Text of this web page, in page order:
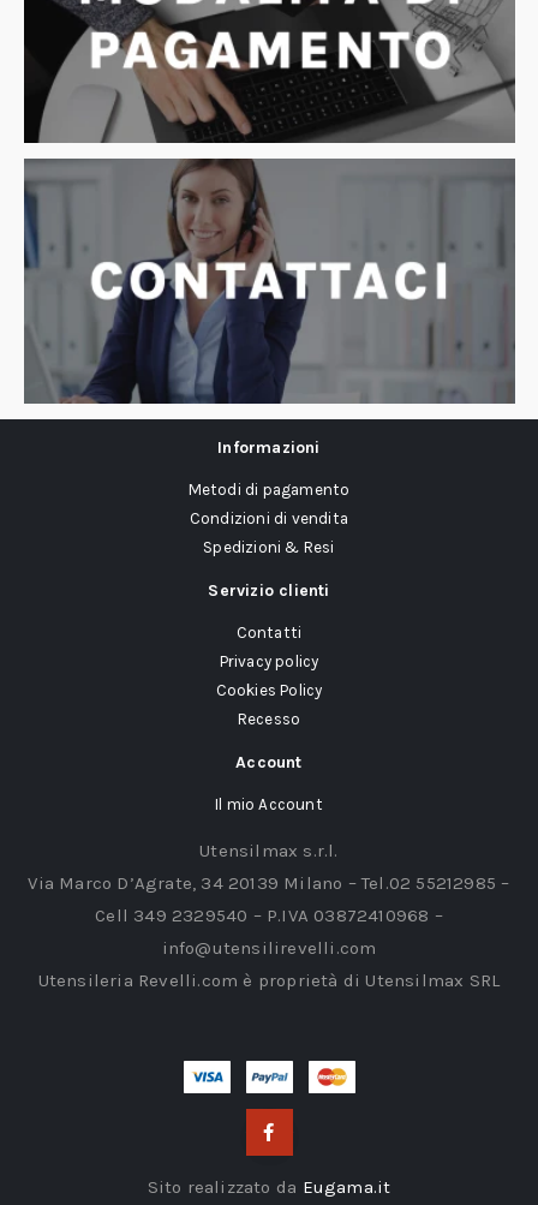
Informazioni
Metodi di pagamento
Condizioni di vendita
Spedizioni & Resi
Servizio clienti
Contatti
Privacy policy
Cookies Policy
Recesso
Account
Il mio Account
Utensilmax s.r.l.
Via Marco D’Agrate, 34 20139 Milano – Tel.02 55212985 –
Cell 349 2329540 – P.IVA 03872410968 –
info@utensilirevelli.com
Utensileria Revelli.com è proprietà di Utensilmax SRL
Sito realizzato da Eugama.it